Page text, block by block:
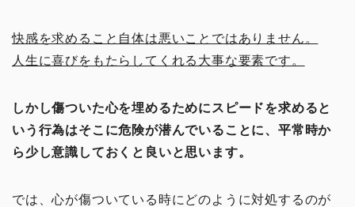
快感を求めること自体は悪いことではありません。
人生に喜びをもたらしてくれる大事な要素です。
しかし傷ついた心を埋めるためにスピードを求めると
いう行為はそこに危険が潜んでいることに、平常時か
ら少し意識しておくと良いと思います。
では、心が傷ついている時にどのように対処するのが